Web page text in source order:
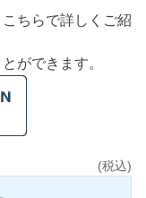
ちらで詳しくご紹
ができます。
(税込)